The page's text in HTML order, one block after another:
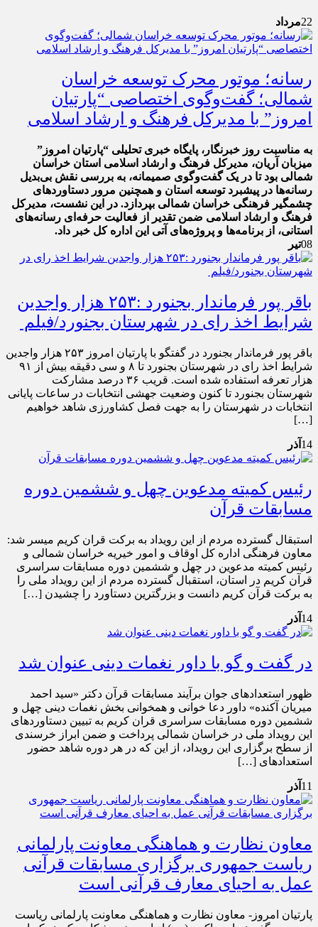
22مرداد
رسانه؛ موتور محرک توسعه خراسان
شمالی؛ گفت‌وگوی اختصاصی “پارتیان
امروز” با مدیرکل فرهنگ و ارشاد اسلامی
به مناسبت روز خبرنگار، پایگاه خبری تحلیلی “پارتیان امروز”
میزبان آریان، مدیرکل فرهنگ و ارشاد اسلامی استان خراسان
شمالی بود تا در یک گفت‌وگوی صمیمانه، به بررسی نقش بی‌بدیل
رسانه‌ها در پیشبرد توسعه استان و همچنین مرور دستاوردهای
چشمگیر فرهنگی خراسان شمالی بپردازد. در این نشست، مدیرکل
فرهنگ و ارشاد اسلامی ضمن تقدیر از فعالیت حرفه‌ای رسانه‌های
استانی، از برنامه‌ها و پروژه‌های آتی این اداره کل خبر داد.
08تیر
باقر پور فرماندار بجنورد :۲۵۳ هزار واجدین
شرایط اخذ رای در شهرستان بجنورد/فیلم
باقر پور فرماندار بجنورد در گفتگو با پارتیان امروز ۲۵۳ هزار واجدین
شرایط اخذ رای در شهرستان بجنورد تا ۸ و سی دقیقه بیش از ۹۱
هزار تعرفه استفاده شده است. قریب ۳۶ درصد مشارکت
شهرستان بجنورد تا کنون وضعیت جهشی انتخابات در ساعات پایانی
انتخابات در شهرستان را به جهت فصل کشاورزی شاهد خواهیم
[…]
14 آذر
رئیس کمیته مدعوین چهل و ششمین دوره
مسابقات قرآن
استبقال گسترده مردم از این رویداد به برکت قران کریم میسر شد:
معاون فرهنگی اداره کل اوقاف و امور خیریه خراسان شمالی و
رئیس کمیته مدعوین در چهل و ششمین دوره مسابقات سراسری
قرآن کریم در استان، استقبال گسترده مردم از این رویداد ملی را
به برکت قرآن کریم دانست و بزرگترین دستاورد را چشیدن […]
14 آذر
در گفت و گو با داور نغمات دینی عنوان شد
ظهور استعدادهای جوان برآیند مسابقات قرآن دکتر «سید احمد
میریان آکنده» داور دعا خوانی و همخوانی بخش نغمات دینی چهل و
ششمین دوره مسابقات سراسری قران کریم به تبیین دستاوردهای
این رویداد ملی در خراسان شمالی پرداخت و ضمن ابراز خرسندی
از سطح برگزاری این رویداد، از این که در هر دوره شاهد حضور
استعدادهای […]
11 آذر
معاون نظارت و هماهنگی معاونت پارلمانی
ریاست جمهوری برگزاری مسابقات قرآنی
عمل به احیای معارف قرآنی است
پارتیان امروز- معاون نظارت و هماهنگی معاونت پارلمانی ریاست